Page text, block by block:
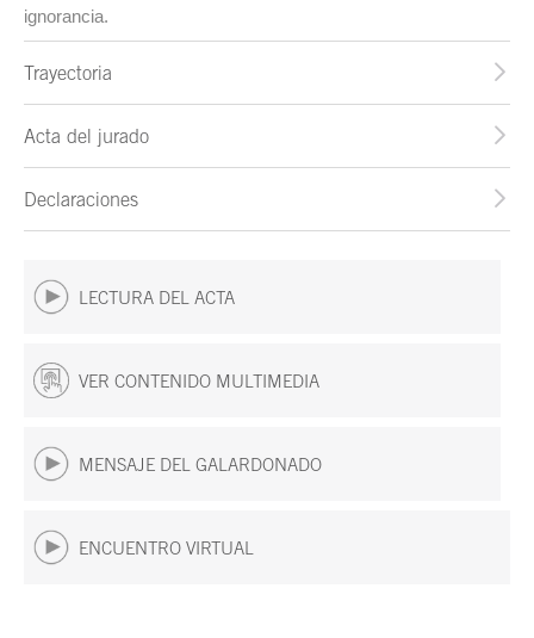
ignorancia.
Trayectoria
Acta del jurado
Declaraciones
LECTURA DEL ACTA
VER CONTENIDO MULTIMEDIA
MENSAJE DEL GALARDONADO
ENCUENTRO VIRTUAL